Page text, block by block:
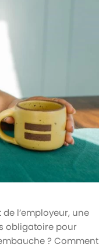
l’employeur, une
obligatoire pour
? Comment